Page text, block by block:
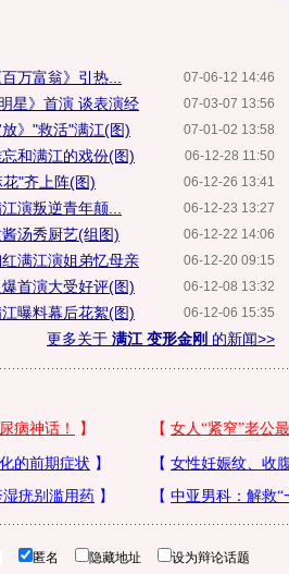
07-06-12 14:46
万富翁》引热...
07-03-07 13:56
星》首演 谈表演经
07-01-02 13:58
》"救活"满江(图)
06-12-28 11:50
和满江的戏份(图)
06-12-26 13:41
"齐上阵(图)
06-12-23 13:27
演叛逆青年颠...
06-12-22 14:06
汤秀厨艺(组图)
06-12-20 09:15
红满江演姐弟忆母亲
06-12-08 13:32
首演大受好评(图)
06-12-06 15:35
江曝料幕后花絮(图)
更多关于 满江 变形金刚 的新闻>>
匿名 隐藏地址 设为辩论话题